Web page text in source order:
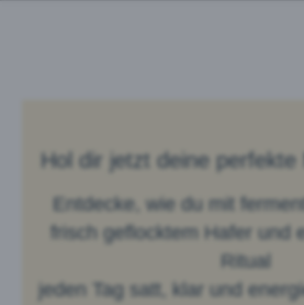
Hol dir jetzt deine perfekte
Entdecke, wie du mit
frisch geflocktem Hafer und
Ritual
jeden Tag satt, klar und